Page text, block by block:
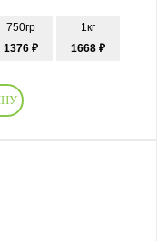
750гр
1376 ₽
1кг
1668 ₽